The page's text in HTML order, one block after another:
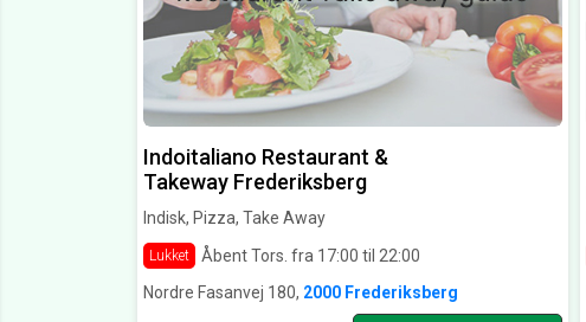
Indoitaliano Restaurant &
Takeway Frederiksberg
Indisk, Pizza, Take Away
Lukket
Åbent Tors. fra 17:00 til 22:00
Nordre Fasanvej 180, 2000 Frederiksberg